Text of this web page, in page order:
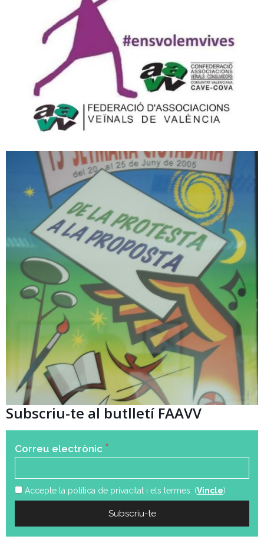
Subscriu-te al butlletí FAAVV
Correu electrònic *
Accepte la política de privacitat i els termes. (Vincle)